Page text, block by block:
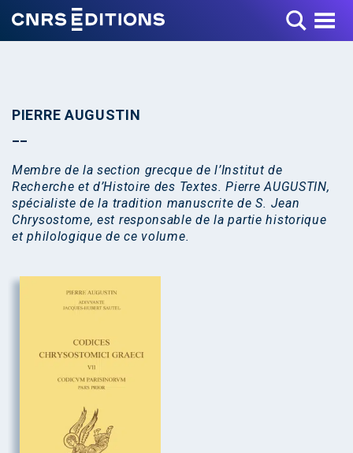
Toggle Menu
PIERRE AUGUSTIN
Membre de la section grecque de l’Institut de
Recherche et d’Histoire des Textes.Pierre AUGUSTIN,
spécialiste de la tradition manuscrite de S. Jean
Chrysostome, est responsable de la partie historique
et philologique de ce volume.